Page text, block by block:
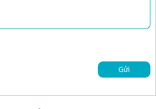
Gửi